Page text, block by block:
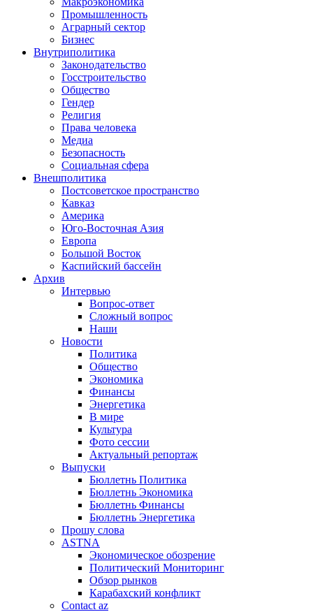
Промышленность
Аграрный сектор
Бизнес
Внутриполитика
Законодательство
Госстроительство
Общество
Гендер
Религия
Права человека
Медиа
Безопасность
Социальная сфера
Внешполитика
Постсоветское пространство
Кавказ
Америка
Юго-Восточная Азия
Европа
Большой Восток
Каспийский бассейн
Архив
Интервью
Вопрос-ответ
Сложный вопрос
Наши
Новости
Политика
Общество
Экономика
Финансы
Энергетика
В мире
Культура
Фото сессии
Актуальный репортаж
Выпуски
Бюллетнь Политика
Бюллетнь Экономика
Бюллетнь Финансы
Бюллетнь Энергетика
Прошу слова
ASTNA
Экономическое обозрение
Политический Мониторинг
Обзор рынков
Карабахский конфликт
Contact az